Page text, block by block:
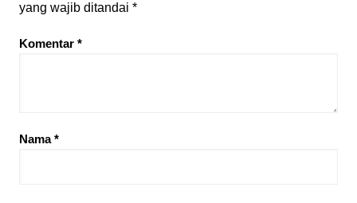
yang wajib ditandai *
Komentar *
Nama*